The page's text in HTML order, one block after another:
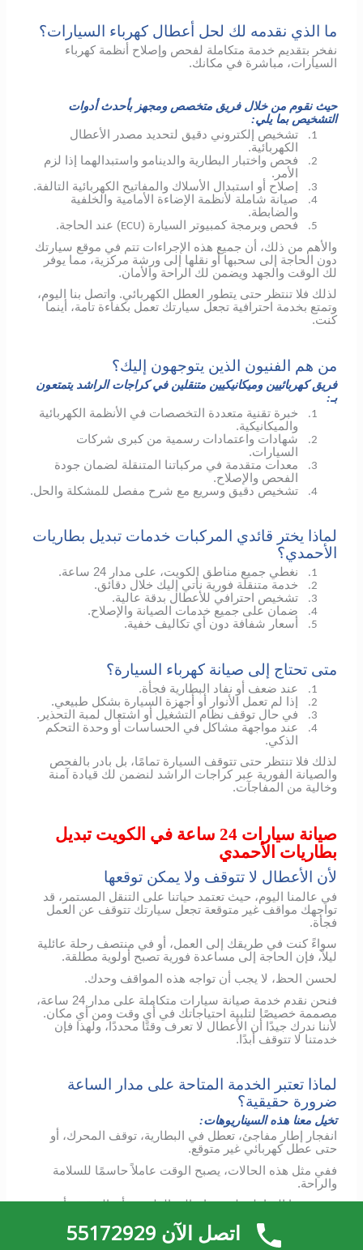
ما الذي نقدمه لك لحل أعطال كهرباء السيارات؟
نفخر بتقديم خدمة متكاملة لفحص وإصلاح أنظمة كهرباء
السيارات، مباشرة في مكانك.
حيث نقوم من خلال فريق متخصص ومجهز بأحدث أدوات
التشخيص بما يلي:
1.
تشخيص إلكتروني دقيق لتحديد مصدر الأعطال
الكهربائية.
2.
فحص واختبار البطارية والدينامو واستبدالهما إذا لزم
الأمر.
3. إصلاح أو استبدال الأسلاك والمفاتيح الكهربائية التالفة.
4.
صيانة شاملة لأنظمة الإضاءة الأمامية والخلفية
والضابطة.
5. فحص وبرمجة كمبيوتر السيارة (ECU) عند الحاجة.
والأهم من ذلك، أن جميع هذه الإجراءات تتم في موقع سيارتك
دون الحاجة إلى سحبها أو نقلها إلى ورشة مركزية، مما يوفر
لك الوقت والجهد ويضمن لك الراحة والأمان.
لذلك فلا تنتظر حتى يتطور العطل الكهربائي. واتصل بنا اليوم،
وتمتع بخدمة احترافية تجعل سيارتك تعمل بكفاءة تامة، أينما
كنت.
من هم الفنيون الذين يتوجهون إليك؟
فريق كهربائيين وميكانيكيين متنقلين في كراجات الراشد يتمتعون
بـ:
1.
خبرة تقنية متعددة التخصصات في الأنظمة الكهربائية
والميكانيكية.
2.
شهادات واعتمادات رسمية من كبرى شركات
السيارات.
3.
معدات متقدمة في مركباتنا المتنقلة لضمان جودة
الفحص والإصلاح.
4. تشخيص دقيق وسريع مع شرح مفصل للمشكلة والحل.
لماذا يختر قائدي المركبات خدمات تبديل بطاريات
الأحمدي؟
1. نغطي جميع مناطق الكويت، على مدار 24 ساعة.
2. خدمة متنقلة فورية نأتي إليك خلال دقائق.
3. تشخيص احترافي للأعطال بدقة عالية.
4. ضمان على جميع خدمات الصيانة والإصلاح.
5. أسعار شفافة دون أي تكاليف خفية.
متى تحتاج إلى صيانة كهرباء السيارة؟
1. عند ضعف أو نفاد البطارية فجأة.
2. إذا لم تعمل الأنوار أو أجهزة السيارة بشكل طبيعي.
3. في حال توقف نظام التشغيل أو اشتعال لمبة التحذير.
4.
عند مواجهة مشاكل في الحساسات أو وحدة التحكم
الذكي.
لذلك فلا تنتظر حتى تتوقف السيارة تمامًا، بل بادر بالفحص
والصيانة الفورية عبر كراجات الراشد لنضمن لك قيادة آمنة
وخالية من المفاجآت.
صيانة سيارات 24 ساعة في الكويت تبديل
بطاريات الأحمدي
لأن الأعطال لا تتوقف ولا يمكن توقعها
في عالمنا اليوم، حيث تعتمد حياتنا على التنقل المستمر، قد
تواجهك مواقف غير متوقعة تجعل سيارتك تتوقف عن العمل
فجأة.
سواءً كنت في طريقك إلى العمل، أو في منتصف رحلة عائلية
ليلاً، فإن الحاجة إلى مساعدة فورية تصبح أولوية مطلقة.
لحسن الحظ، لا يجب أن تواجه هذه المواقف وحدك.
فنحن نقدم خدمة صيانة سيارات متكاملة على مدار 24 ساعة،
مصممة خصيصًا لتلبية احتياجاتك في أي وقت ومن أي مكان.
لأننا ندرك جيدًا أن الأعطال لا تعرف وقتًا محددًا، ولهذا فإن
خدمتنا لا تتوقف أبدًا.
لماذا تعتبر الخدمة المتاحة على مدار الساعة
ضرورة حقيقية؟
تخيل معنا هذه السيناريوهات:
انفجار إطار مفاجئ، تعطل في البطارية، توقف المحرك، أو
حتى عطل كهربائي غير متوقع.
ففي مثل هذه الحالات، يصبح الوقت عاملاً حاسمًا للسلامة
والراحة.
مع خدمتنا الشاملة، لن تحتاج إلى القلق بشأن التوقيت أو
كما أن فريقنا المختص يغطي جميع مناطق الكويت على مدار
اتصل الآن 55172929